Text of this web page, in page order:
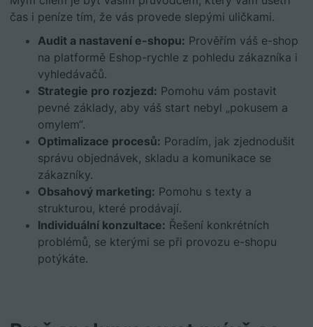
čas i peníze tím, že vás provede slepými uličkami.
Audit a nastavení e-shopu: Prověřím váš e-shop
na platformě Eshop-rychle z pohledu zákazníka i
vyhledávačů.
Strategie pro rozjezd: Pomohu vám postavit
pevné základy, aby váš start nebyl „pokusem a
omylem“.
Optimalizace procesů: Poradím, jak zjednodušit
správu objednávek, skladu a komunikace se
zákazníky.
Obsahový marketing: Pomohu s texty a
strukturou, které prodávají.
Individuální konzultace: Řešení konkrétních
problémů, se kterými se při provozu e-shopu
potýkáte.